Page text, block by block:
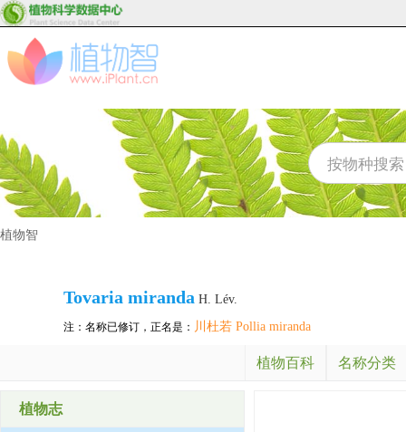
植物智
Tovaria miranda H. Lév.
注：名称已修订，正名是： 川杜若 Pollia miranda
植物百科 名称分类
植物志